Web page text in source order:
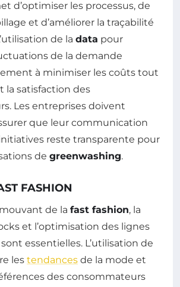
d’optimiser les processus, de
et d’améliorer la traçabilité
de la data pour
de la demande
à minimiser les coûts tout
la satisfaction des
Les entreprises doivent
que leur communication
reste transparente pour
de greenwashing.
FASHION
de la fast fashion, la
et l’optimisation des lignes
essentielles. L’utilisation de
les tendances de la mode et
des consommateurs